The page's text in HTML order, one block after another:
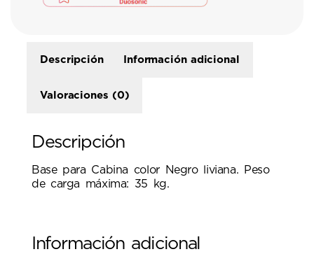
Descripción Información adicional
Valoraciones (0)
Descripción
Base para Cabina color Negro liviana. Peso
de carga máxima: 35 kg.
Información adicional